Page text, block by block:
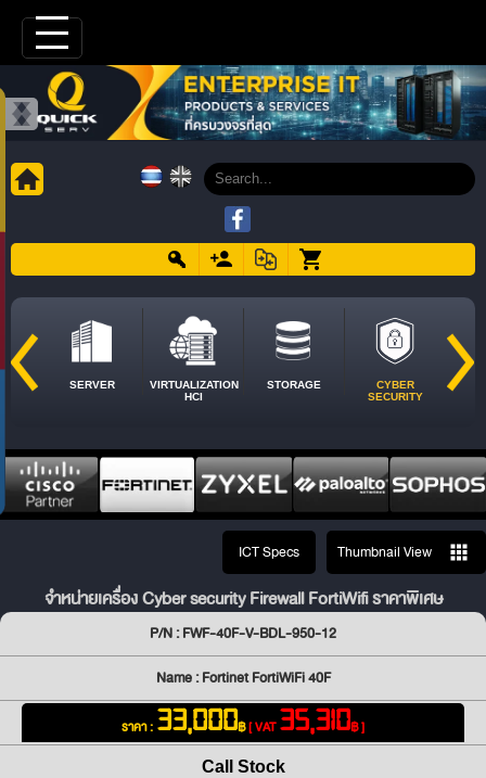
SERVER
VIRTUALIZATION
HCI
STORAGE
CYBER
SECURITY
ICT Specs Thumbnail View
จำหน่ายเครื่อง Cyber security Firewall FortiWifi ราคาพิเศษ
P/N : FWF-40F-V-BDL-950-12
Name : Fortinet FortiWiFi 40F
ราคา : 33,000฿[ VAT35,310฿ ]
Call Stock